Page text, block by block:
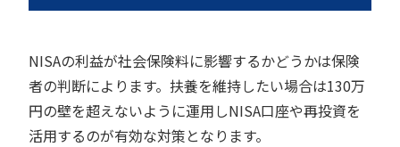
NISAの利益が社会保険料に影響するかどうかは保険
者の判断によります。扶養を維持したい場合は130万
円の壁を超えないように運用しNISA口座や再投資を
活用するのが有効な対策となります。